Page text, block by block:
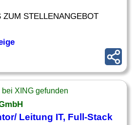
ZUM STELLENANGEBOT
XING gefunden
Leitung IT, Full-Stack